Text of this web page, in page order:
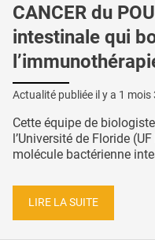
CANCER du
intestinale qui
Actualité publiée il y a 1 mois
Cette équipe de
l’Université de Floride
molécule bactérienne
LIRE LA SUITE